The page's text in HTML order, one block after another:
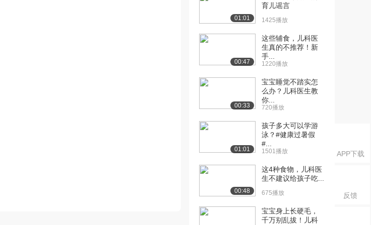
APP下载
反馈
01:01
育儿谣言
1425播放
00:47
这些辅食，儿科医
生真的不推荐！新
手...
1220播放
00:33
宝宝睡觉不踏实怎
么办？儿科医生教
你...
720播放
01:01
孩子多大可以学游
泳？#健康过暑假
#...
1501播放
00:48
这4种食物，儿科医
生不建议给孩子吃...
675播放
宝宝身上长硬毛，
千万别乱拔！儿科